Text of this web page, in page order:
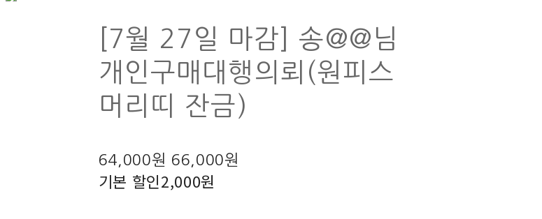
[7월 27일 마감] 송@@님
개인구매대행의뢰(원피스
머리띠 잔금)
64,000원 66,000원
기본 할인2,000원